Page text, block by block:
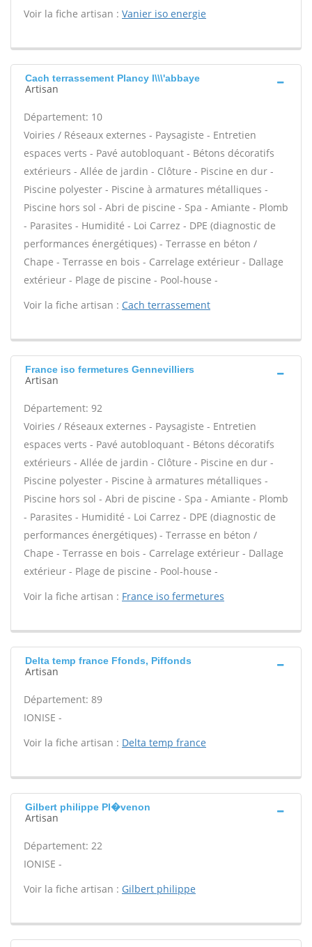
Voir la fiche artisan : Vanier iso energie
Cach terrassement Plancy l\\\'abbaye
Artisan
Département: 10
Voiries / Réseaux externes - Paysagiste - Entretien
espaces verts - Pavé autobloquant - Bétons décoratifs
extérieurs - Allée de jardin - Clôture - Piscine en dur -
Piscine polyester - Piscine à armatures métalliques -
Piscine hors sol - Abri de piscine - Spa - Amiante - Plomb
- Parasites - Humidité - Loi Carrez - DPE (diagnostic de
performances énergétiques) - Terrasse en béton /
Chape - Terrasse en bois - Carrelage extérieur - Dallage
extérieur - Plage de piscine - Pool-house -
Voir la fiche artisan : Cach terrassement
France iso fermetures Gennevilliers
Artisan
Département: 92
Voiries / Réseaux externes - Paysagiste - Entretien
espaces verts - Pavé autobloquant - Bétons décoratifs
extérieurs - Allée de jardin - Clôture - Piscine en dur -
Piscine polyester - Piscine à armatures métalliques -
Piscine hors sol - Abri de piscine - Spa - Amiante - Plomb
- Parasites - Humidité - Loi Carrez - DPE (diagnostic de
performances énergétiques) - Terrasse en béton /
Chape - Terrasse en bois - Carrelage extérieur - Dallage
extérieur - Plage de piscine - Pool-house -
Voir la fiche artisan : France iso fermetures
Delta temp france Ffonds, Piffonds
Artisan
Département: 89
IONISE -
Voir la fiche artisan : Delta temp france
Gilbert philippe Pl�venon
Artisan
Département: 22
IONISE -
Voir la fiche artisan : Gilbert philippe